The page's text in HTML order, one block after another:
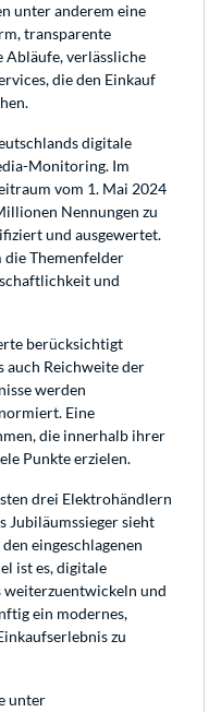
unter anderem eine
transparente
verlässliche
die den Einkauf
digitale
Monitoring. Im
vom 1. Mai 2024
Nennungen zu
und ausgewertet.
Themenfelder
und
berücksichtigt
auch Reichweite der
werden
Eine
die innerhalb ihrer
Punkte erzielen.
drei Elektrohändlern
Jubiläumssieger sieht
eingeschlagenen
ist es, digitale
weiterzuentwickeln und
ein modernes,
zu
unter